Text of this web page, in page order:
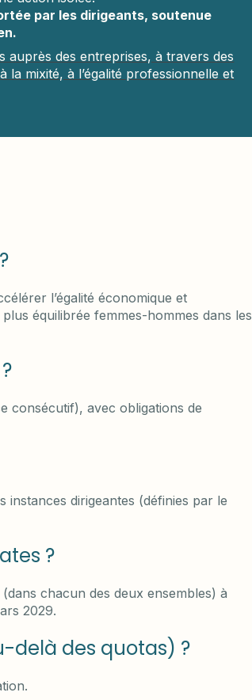
par les dirigeants, soutenue
auprès des entreprises, à travers des
mixité, à l’égalité professionnelle et
l’égalité économique et
équilibrée femmes-hommes dans les
consécutif), avec obligations de
instances dirigeantes (définies par le
?
chacun des deux ensembles) à
2029.
delà des quotas) ?